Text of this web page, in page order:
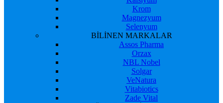
Krom
Magnezyum
Selenyum
BİLİNEN MARKALAR
Assos Pharma
Orzax
NBL Nobel
Solgar
VeNatura
Vitabiotics
Zade Vital